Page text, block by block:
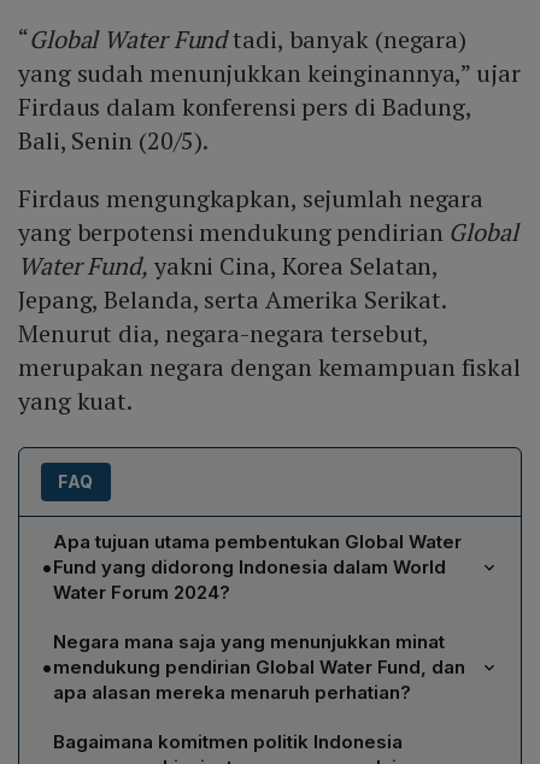
“Global Water Fundtadi, banyak (negara)
yang sudah menunjukkan keinginannya,” ujar
Firdaus dalam konferensi pers di Badung,
Bali, Senin (20/5).
Firdaus mengungkapkan, sejumlah negara
yang berpotensi mendukung pendirian Global
Water Fund, yakni Cina, Korea Selatan,
Jepang, Belanda, serta Amerika Serikat.
Menurut dia, negara-negara tersebut,
merupakan negara dengan kemampuan fiskal
yang kuat.
FAQ
•
Apa tujuan utama pembentukan Global Water
Fund yang didorong Indonesia dalam World
Water Forum 2024?
Tujuan utama pembentukan Global Water Fund adalah
mengatasi ketimpangan anggaran sektor air,
menyediakan sumber pembiayaan lintas‑negara, dan
mempercepat pencapaian Sustainable Development
Goal (SDG) 6, yaitu akses universal terhadap air bersih
•
Negara mana saja yang menunjukkan minat
mendukung pendirian Global Water Fund, dan
apa alasan mereka menaruh perhatian?
Menurut Staf Khusus Menko PUPR, negara‑negara
yang potensial mendukung Global Water Fund meliputi
Bagaimana komitmen politik Indonesia